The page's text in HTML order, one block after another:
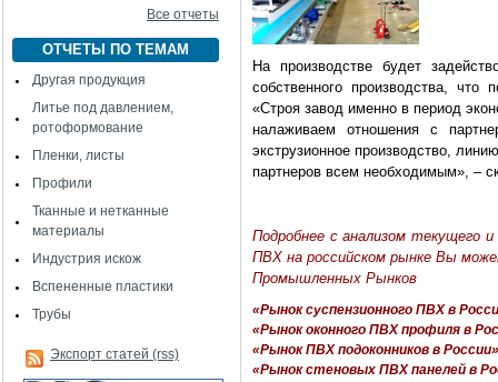
Все отчеты
ОТЧЕТЫ ПО ТЕМАМ
Другая продукция
Литье под давлением,
ротоформование
Пленки, листы
Профили
Тканные и нетканные
материалы
Индустрия искож
Вспененные пластики
Трубы
Экспорт статей (rss)
На производстве будет
собственного производства, что
«Строя завод именно в период
налаживаем отношения с
экструзионное производство,
партнеров всем необходимым», –
Подробнее с анализом текущего и
ПВХ на российском рынке Вы
Промышленных Рынков
«Рынок суспензионного ПВХ в
«Рынок оконного ПВХ профиля в
«Рынок ПВХ подоконников в России»
«Рынок стеновых ПВХ панелей в